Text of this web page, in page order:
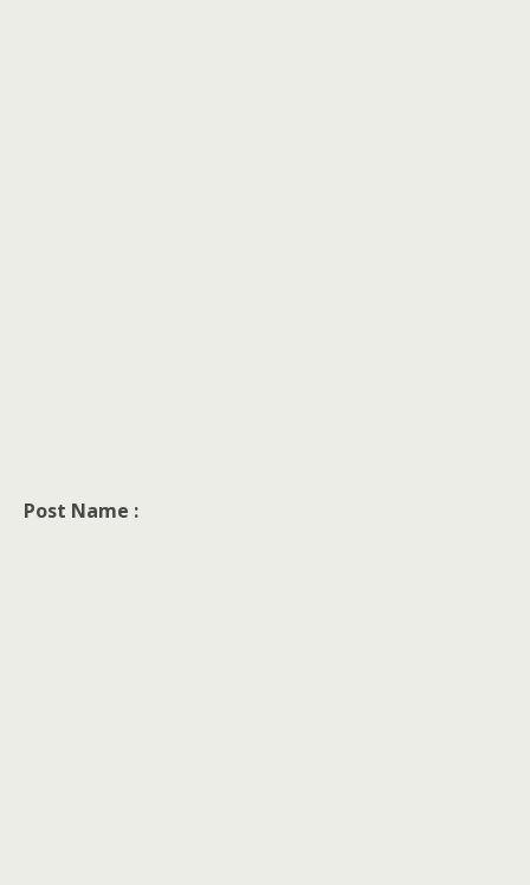
Post Name :